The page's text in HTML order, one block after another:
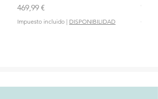
Precio
469,99 €
Impuesto incluido | DISPONIBILIDAD